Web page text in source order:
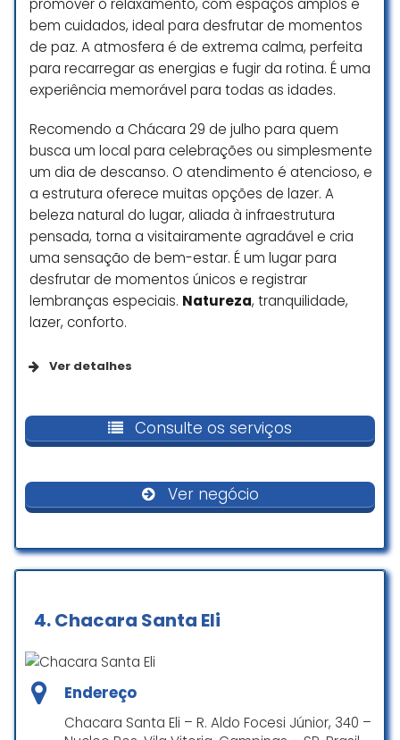
promover o relaxamento, com espaços amplos e
bem cuidados, ideal para desfrutar de momentos
de paz. A atmosfera é de extrema calma, perfeita
para recarregar as energias e fugir da rotina. É uma
experiência memorável para todas as idades.
Recomendo a Chácara 29 de julho para quem
busca um local para celebrações ou simplesmente
um dia de descanso. O atendimento é atencioso, e
a estrutura oferece muitas opções de lazer. A
beleza natural do lugar, aliada à infraestrutura
pensada, torna a visitairamente agradável e cria
uma sensação de bem-estar. É um lugar para
desfrutar de momentos únicos e registrar
lembranças especiais. Natureza, tranquilidade,
lazer, conforto.
Ver detalhes
Banheiro
Pagamentos
Cartão de crédito
Crianças
Bom para ir com crianças
Consulte os serviços
Ver negócio
4.Chacara Santa Eli
Endereço
Chacara Santa Eli – R. Aldo Focesi Júnior, 340 –